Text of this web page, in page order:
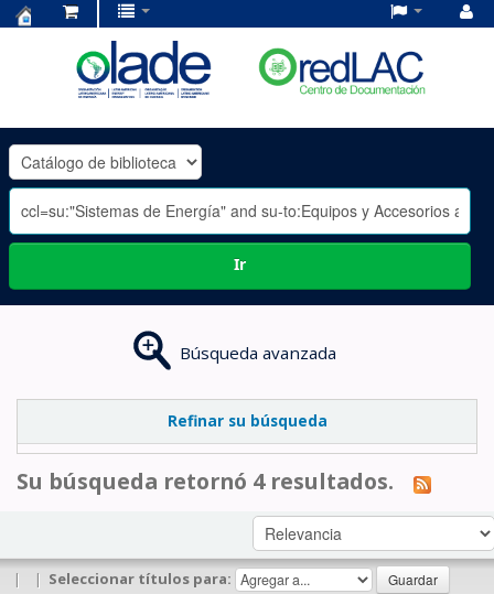
OLADE
-
Ir
Búsqueda avanzada
Refinar su búsqueda
Su búsqueda retornó 4 resultados.
| | Seleccionar títulos para: